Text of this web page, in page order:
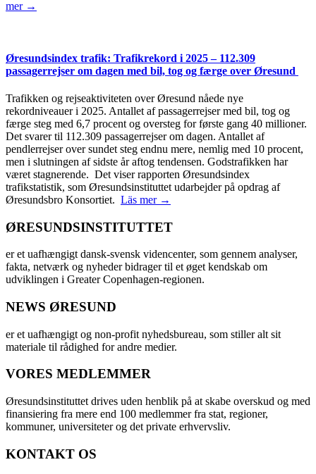
mer →
Øresundsindex trafik: Trafikrekord i 2025 – 112.309
passagerrejser om dagen med bil, tog og færge over Øresund
Trafikken og rejseaktiviteten over Øresund nåede nye
rekordniveauer i 2025. Antallet af passagerrejser med bil, tog og
færge steg med 6,7 procent og oversteg for første gang 40 millioner.
Det svarer til 112.309 passagerrejser om dagen. Antallet af
pendlerrejser over sundet steg endnu mere, nemlig med 10 procent,
men i slutningen af sidste år aftog tendensen. Godstrafikken har
været stagnerende. Det viser rapporten Øresundsindex
trafikstatistik, som Øresundsinstituttet udarbejder på opdrag af
Øresundsbro Konsortiet. Läs mer →
ØRESUNDSINSTITUTTET
er et uafhængigt dansk-svensk videncenter, som gennem analyser,
fakta, netværk og nyheder bidrager til et øget kendskab om
udviklingen i Greater Copenhagen-regionen.
NEWS ØRESUND
er et uafhængigt og non-profit nyhedsbureau, som stiller alt sit
materiale til rådighed for andre medier.
VORES MEDLEMMER
Øresundsinstituttet drives uden henblik på at skabe overskud og med
finansiering fra mere end 100 medlemmer fra stat, regioner,
kommuner, universiteter og det private erhvervsliv.
KONTAKT OS